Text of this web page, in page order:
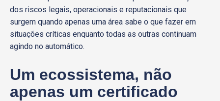
dos riscos legais, operacionais e reputacionais que
surgem quando apenas uma área sabe o que fazer em
situações críticas enquanto todas as outras continuam
agindo no automático.
Um ecossistema, não
apenas um certificado